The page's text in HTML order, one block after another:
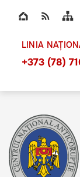
Top bar
LINIA
+373 (78)